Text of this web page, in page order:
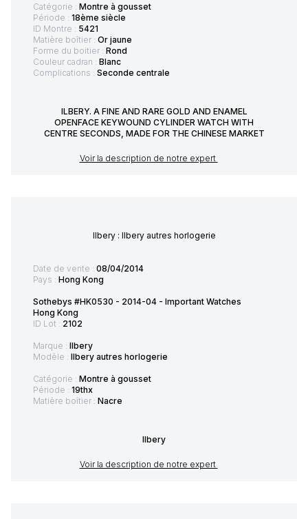
Catégorie : Montre à gousset
Période : 18ème siècle
ID Montre : 5421
Matière boîtier : Or jaune
Forme du boitier : Rond
Couleur cadran : Blanc
Complications : Seconde centrale
ILBERY. A FINE AND RARE GOLD AND ENAMEL
OPENFACE KEYWOUND CYLINDER WATCH WITH
CENTRE SECONDS, MADE FOR THE CHINESE MARKET
Voir la description de notre expert
Ilbery : Ilbery autres horlogerie
Date de vente : 08/04/2014
Pays : Hong Kong
Sothebys #HK0530 - 2014-04 - Important Watches
Hong Kong
ID Lot : 2102
Marque : Ilbery
Modèle : Ilbery autres horlogerie
Catégorie : Montre à gousset
Période : 19thx
Matière boîtier : Nacre
Ilbery
Voir la description de notre expert